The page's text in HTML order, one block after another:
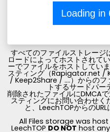
Loading in
すべてのファイルストレージ
ロードによってホストされて
ーでファイルをホストしてい
スティング（Rapigator.net
/ Keep2Share / ....）からの
トするサードパー
削除されたファイルにDMCA
スティングにお問い合わせく
と、LeechTOPからの
All Files storage was
LeechTOP DO NOT host